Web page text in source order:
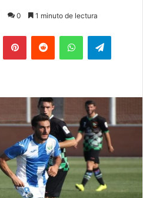
0 1 minuto de lectura